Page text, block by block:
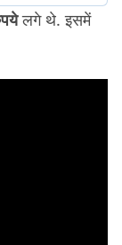
लगे थे. इसमें